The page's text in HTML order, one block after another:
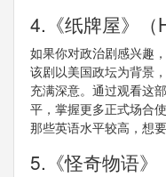
4.《纸牌屋》（
如果你对政治剧感兴趣
该剧以美国政坛为背景
充满深意。通过观看这
平，掌握更多正式场合
那些英语水平较高，想
5.《怪奇物语》